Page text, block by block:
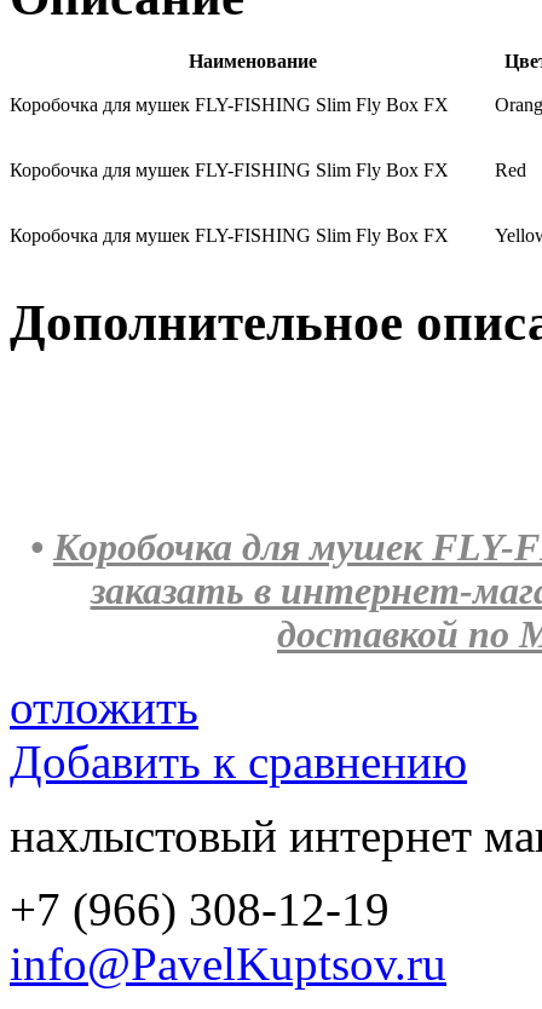
Наименование
Коробочка для мушек FLY-FISHING Slim Fly Box FX
Коробочка для мушек FLY-FISHING Slim Fly Box FX Red
Коробочка для мушек FLY-FISHING Slim Fly Box FX
Дополнительное
• Коробочка для мушек
заказать в интернет-
доставкой по
отложить
Добавить к сравнению
нахлыстовый интернет
+7 (966) 308-12-19
info@PavelKuptsov.ru